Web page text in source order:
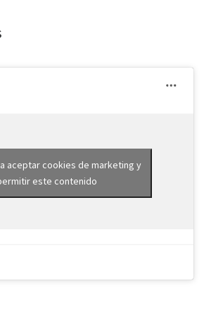
aceptar cookies de marketing y
este contenido